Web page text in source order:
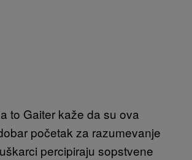
to Gaiter kaže da su ova
početak za razumevanje
percipiraju sopstvene